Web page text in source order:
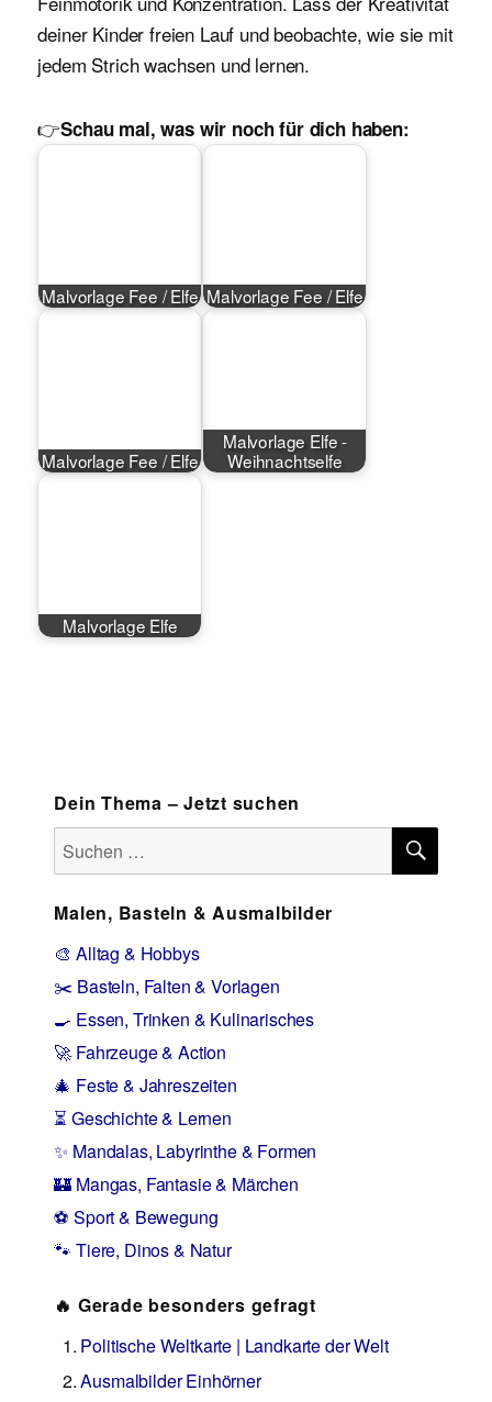
deiner Kinder freien Lauf und beobachte, wie sie mit
jedem Strich wachsen und lernen.
👉Schau mal, was wir noch für dich haben:
Malvorlage Fee / Elfe Malvorlage Fee / Elfe
Malvorlage Fee / Elfe
Malvorlage Elfe -
Weihnachtselfe
Malvorlage Elfe
Dein Thema – Jetzt suchen
Suchen
nach:
Malen, Basteln & Ausmalbilder
🎨 Alltag & Hobbys
✂️ Basteln, Falten & Vorlagen
🍳 Essen, Trinken & Kulinarisches
🚀 Fahrzeuge & Action
🎄 Feste & Jahreszeiten
⏳ Geschichte & Lernen
✨ Mandalas, Labyrinthe & Formen
🏰 Mangas, Fantasie & Märchen
⚽ Sport & Bewegung
🐾 Tiere, Dinos & Natur
🔥 Gerade besonders gefragt
Politische Weltkarte | Landkarte der Welt
Ausmalbilder Einhörner